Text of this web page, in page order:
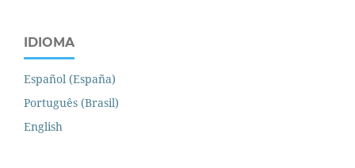
IDIOMA
Español (España)
Português (Brasil)
English